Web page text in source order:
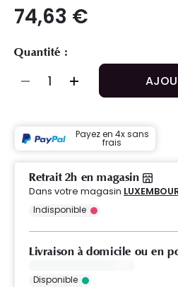
74,63 €
Quantité :
Payez en 4x sans
frais
Retrait 2h en magasin
Dans votre magasin
Indisponible
Livraison à domicile ou en
Disponible